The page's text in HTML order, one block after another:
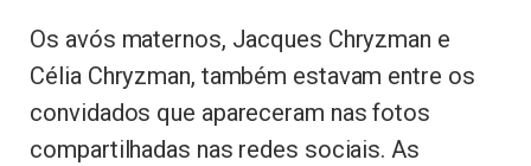
Os avós maternos, Jacques Chryzman e
Célia Chryzman, também estavam entre os
convidados que apareceram nas fotos
compartilhadas nas redes sociais. As